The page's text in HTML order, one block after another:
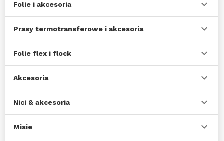
Folie i akcesoria
Prasy termotransferowe i akcesoria
Folie flex i flock
Akcesoria
Nici & akcesoria
Misie